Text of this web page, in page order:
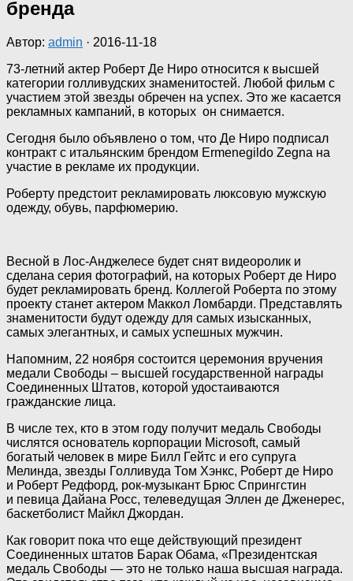
бренда
Автор: admin · 2016-11-18
73-летний актер Роберт Де Ниро относится к высшей
категории голливудских знаменитостей. Любой фильм с
участием этой звезды обречен на успех. Это же касается
рекламных кампаний, в которых он снимается.
Сегодня было объявлено о том, что Де Ниро подписал
контракт с итальянским брендом Ermenegildo Zegna на
участие в рекламе их продукции.
Роберту предстоит рекламировать люксовую мужскую
одежду, обувь, парфюмерию.
Весной в Лос-Анджелесе будет снят видеоролик и
сделана серия фотографий, на которых Роберт де Ниро
будет рекламировать бренд. Коллегой Роберта по этому
проекту станет актером Маккол Ломбарди. Представлять
знаменитости будут одежду для самых изысканных,
самых элегантных, и самых успешных мужчин.
Напомним, 22 ноября состоится церемония вручения
медали Свободы – высшей государственной награды
Соединенных Штатов, которой удостаиваются
гражданские лица.
В числе тех, кто в этом году получит медаль Свободы
числятся основатель корпорации Microsoft, самый
богатый человек в мире Билл Гейтс и его супруга
Мелинда, звезды Голливуда Том Хэнкс, Роберт де Ниро
и Роберт Редфорд, рок-музыкант Брюс Спрингстин
и певица Дайана Росс, телеведущая Эллен де Дженерес,
баскетболист Майкл Джордан.
Как говорит пока что еще действующий президент
Соединенных штатов Барак Обама, «Президентская
медаль Свободы — это не только наша высшая награда.